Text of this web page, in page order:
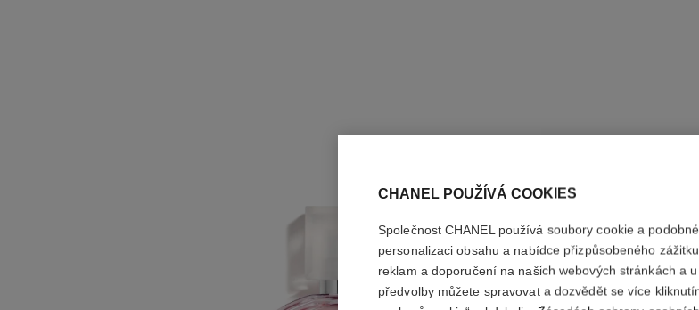
CHANEL POUŽÍVÁ COOKIES
Společnost CHANEL používá soubory cookie a
personalizaci obsahu a nabídce přizpůsobeného
reklam a doporučení na našich webových stránkách a
předvolby můžete spravovat a dozvědět se více